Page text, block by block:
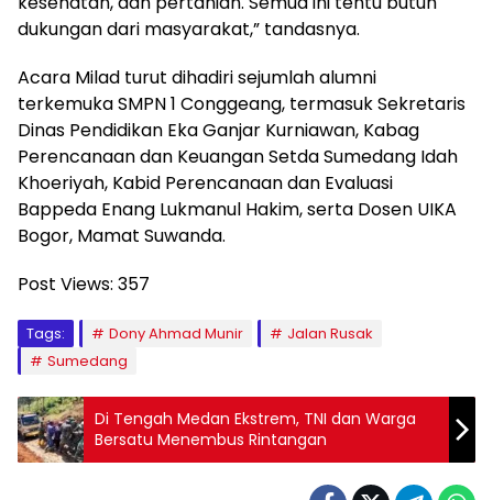
dukungan dari masyarakat,” tandasnya.
Acara Milad turut dihadiri sejumlah alumni
terkemuka SMPN 1 Conggeang, termasuk Sekretaris
Dinas Pendidikan Eka Ganjar Kurniawan, Kabag
Perencanaan dan Keuangan Setda Sumedang Idah
Khoeriyah, Kabid Perencanaan dan Evaluasi
Bappeda Enang Lukmanul Hakim, serta Dosen UIKA
Bogor, Mamat Suwanda.
Post Views: 357
Tags: Dony Ahmad Munir
Jalan Rusak
Sumedang
Di Tengah Medan Ekstrem, TNI dan Warga
Bersatu Menembus Rintangan